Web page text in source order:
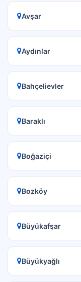
Avşar
Aydınlar
Bahçelievler
Baraklı
Boğaziçi
Bozköy
Büyükafşar
Büyükyağlı